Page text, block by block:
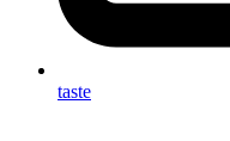
taste